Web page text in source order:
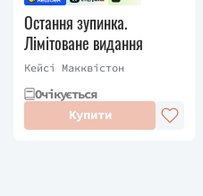
Остання зупинка.
Лімітоване видання
Кейсі Макквістон
Очікується
Купити